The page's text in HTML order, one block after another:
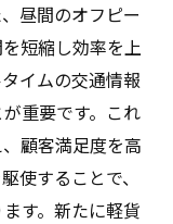
昼間のオフピー
短縮し効率を上
イムの交通情報
重要です。これ
顧客満足度を高
使することで、
す。新たに軽貨